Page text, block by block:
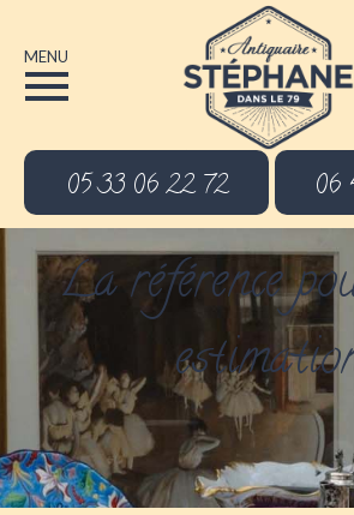
MENU
05 33 06 22 72 06
La référence